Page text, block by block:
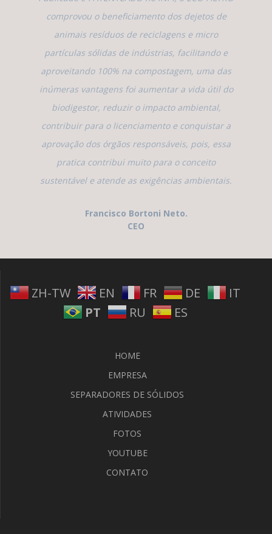
comprovou o beneficiamento dos dejetos de
animais resíduos de reciclagens e micro
partículas sólidas de indústrias, facilitando e
aproveitando 100% na compostagem, uma das
inúmeras vantagens foi aumentar a vida útil do
biodigestor, reduzir o impacto ambiental,
contribuir para o licenciamento e conquistar a
aprovação dos órgãos responsáveis, pois, essa
pratica contribui muito para o conceito
sustentável e atende as exigências ambientais.
Francisco Bortoni Neto.
CEO
ZH-TW EN FR DE
IT
PT
RU ES
HOME
EMPRESA
SEPARADORES DE SÓLIDOS
ATIVIDADES
FOTOS
YOUTUBE
CONTATO